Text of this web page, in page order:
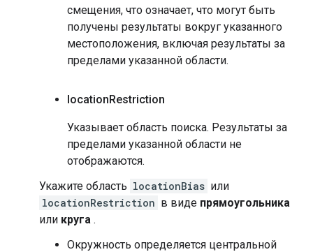
смещения, что означает, что могут быть
получены результаты вокруг указанного
местоположения, включая результаты за
пределами указанной области.
locationRestriction
Указывает область поиска. Результаты за
пределами указанной области не
отображаются.
Укажите область locationBias или
locationRestriction в виде прямоугольника
или круга .
Окружность определяется центральной